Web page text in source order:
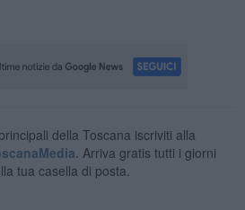
della Toscana iscriviti alla
Arriva gratis tutti i giorni
tua casella di posta.